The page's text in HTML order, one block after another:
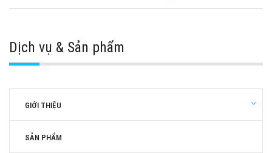
Dịch vụ & Sản phẩm
GIỚI THIỆU
SẢN PHẨM